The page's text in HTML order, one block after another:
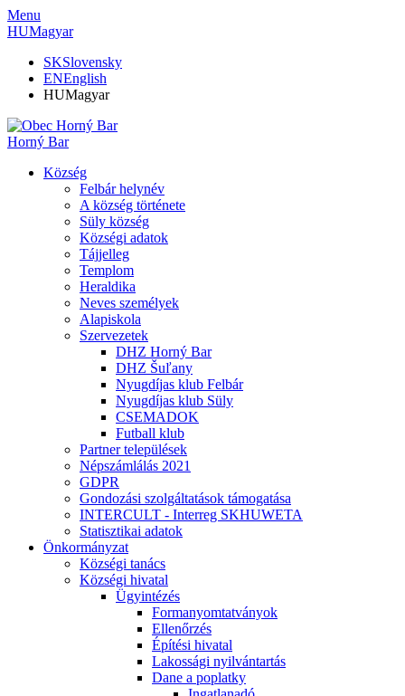
Menu
HUMagyar
SKSlovensky
ENEnglish
HUMagyar
Horný Bar
Község
Felbár helynév
A község története
Süly község
Községi adatok
Tájjelleg
Templom
Heraldika
Neves személyek
Alapiskola
Szervezetek
DHZ Horný Bar
DHZ Šuľany
Nyugdíjas klub Felbár
Nyugdíjas klub Süly
CSEMADOK
Futball klub
Partner települések
Népszámlálás 2021
GDPR
Gondozási szolgáltatások támogatása
INTERCULT - Interreg SKHUWETA
Statisztikai adatok
Önkormányzat
Községi tanács
Községi hivatal
Ügyintézés
Formanyomtatványok
Ellenőrzés
Építési hivatal
Lakossági nyilvántartás
Dane a poplatky